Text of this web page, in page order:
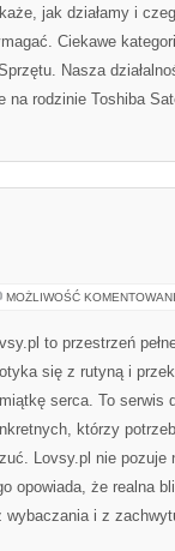
jak działamy i
Ciekawe
Nasza
rodzinie Toshiba
MOŻLIWOŚĆ
to przestrzeń
się z rutyną i
serca. To serwis
którzy
Lovsy.pl nie pozuje
opowiada, że realna
i z